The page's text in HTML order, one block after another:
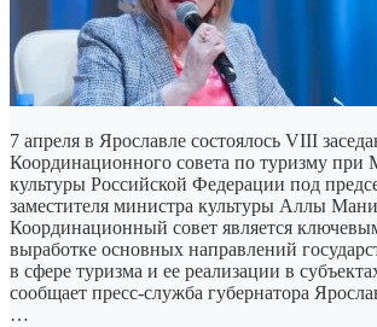
7 апреля в Ярославле состоялось VIII
Координационного совета по туризму при
культуры Российской Федерации под
заместителя министра культуры Аллы
Координационный совет является
выработке основных направлений
в сфере туризма и ее реализации в
сообщает пресс-служба губернатора
…